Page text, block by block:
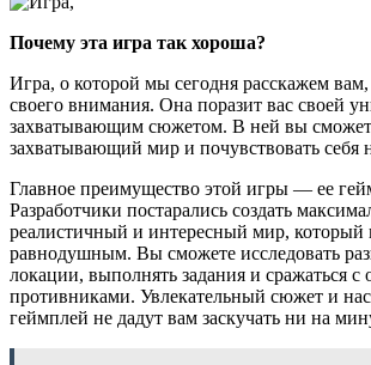
Почему эта игра так хороша?
Игра, о которой мы сегодня расскажем
своего внимания. Она поразит вас своей
захватывающим сюжетом. В ней вы
захватывающий мир и почувствовать себя
Главное преимущество этой игры — ее
Разработчики постарались создать
реалистичный и интересный мир, который
равнодушным. Вы сможете исследовать
локации, выполнять задания и сражаться с
противниками. Увлекательный сюжет и
геймплей не дадут вам заскучать ни на